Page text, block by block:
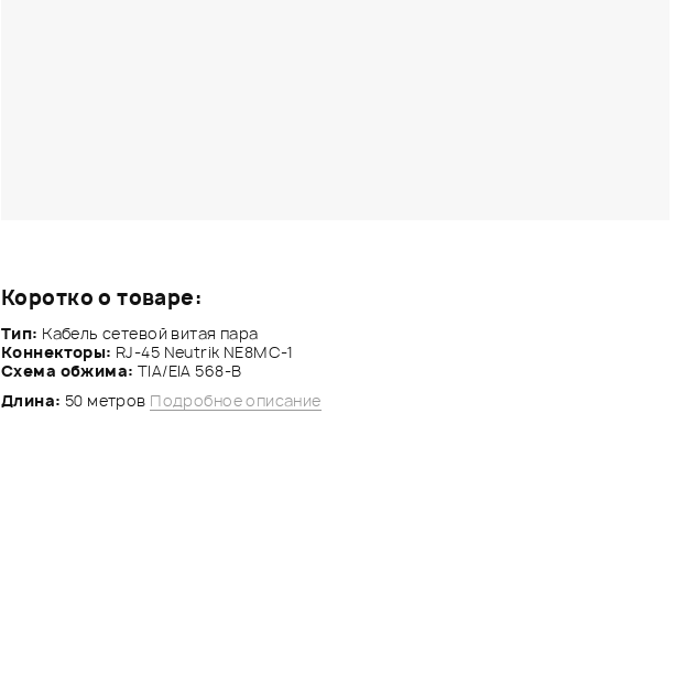
Коротко о товаре:
Тип: Кабель сетевой витая пара
Коннекторы: RJ-45 Neutrik NE8MC-1
Схема обжима: TIA/EIA 568-B
Длина: 50 метров Подробное описание